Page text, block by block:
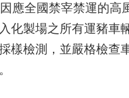
全國禁宰禁運的高
化製場之所有運豬
樣檢測，並嚴格檢